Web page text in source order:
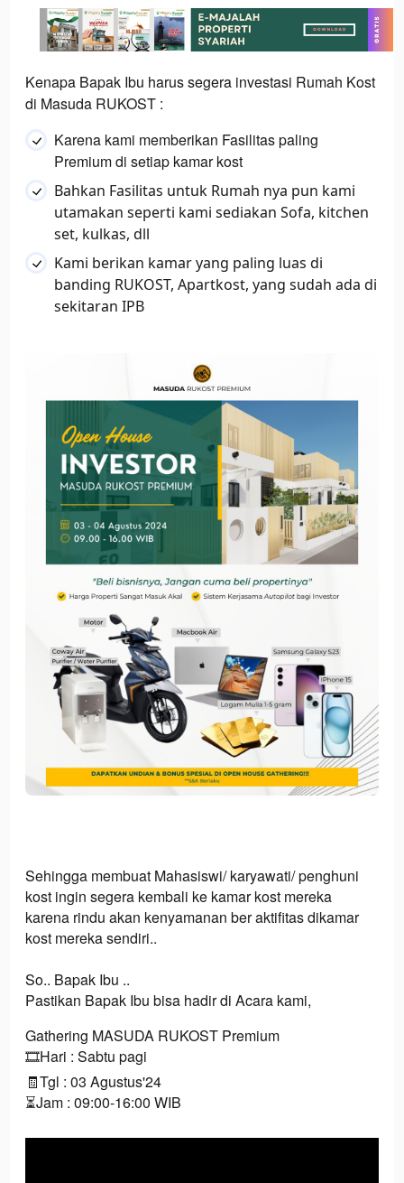
Kenapa Bapak Ibu harus segera investasi Rumah Kost
di Masuda RUKOST :
Karena kami memberikan Fasilitas paling
Premium di setiap kamar kost
Bahkan Fasilitas untuk Rumah nya pun kami
utamakan seperti kami sediakan Sofa, kitchen
set, kulkas, dll
Kami berikan kamar yang paling luas di
banding RUKOST, Apartkost, yang sudah ada di
sekitaran IPB
Sehingga membuat Mahasiswi/ karyawati/ penghuni
kost ingin segera kembali ke kamar kost mereka
karena rindu akan kenyamanan ber aktifitas dikamar
kost mereka sendiri..
So.. Bapak Ibu ..
Pastikan Bapak Ibu bisa hadir di Acara kami,
Gathering MASUDA RUKOST Premium
🎞️Hari : Sabtu pagi
🧾Tgl : 03 Agustus'24
⏳Jam : 09:00-16:00 WIB